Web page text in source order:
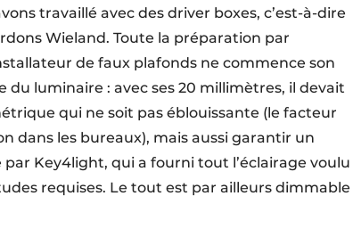
travaillé avec des driver boxes, c’est-à-dire
Wieland. Toute la préparation par
de faux plafonds ne commence son
du luminaire : avec ses 20 millimètres, il devait
qui ne soit pas éblouissante (le facteur
dans les bureaux), mais aussi garantir un
Key4light, qui a fourni tout l’éclairage voulu
requises. Le tout est par ailleurs dimmable